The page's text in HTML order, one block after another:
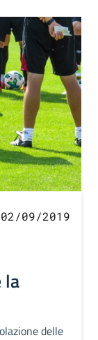
02/09/2019
la
delle